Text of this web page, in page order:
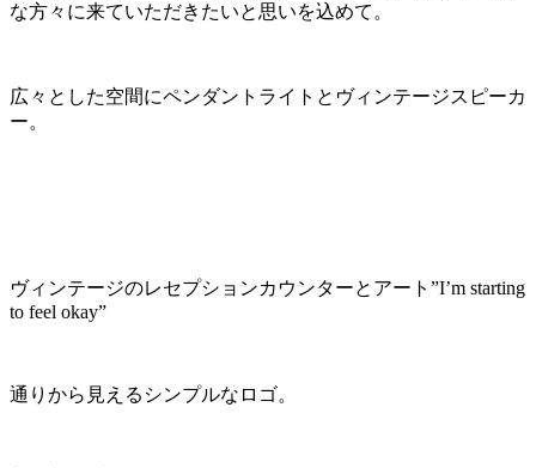
な方々に来ていただきたいと思いを込めて。
広々とした空間にペンダントライトとヴィンテージスピーカ
ー。
ヴィンテージのレセプションカウンターとアート”I’m starting
to feel okay”
通りから見えるシンプルなロゴ。